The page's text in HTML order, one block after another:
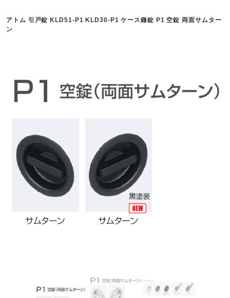
アトム 引戸錠 KLD51-P1 KLD30-P1 ケース鎌錠 P1 空錠 両面サムター
ン